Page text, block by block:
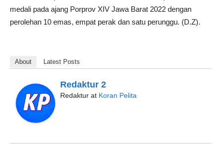
medali pada ajang Porprov XIV Jawa Barat 2022 dengan
perolehan 10 emas, empat perak dan satu perunggu. (D.Z).
About Latest Posts
Redaktur 2
Redaktur at Koran Pelita